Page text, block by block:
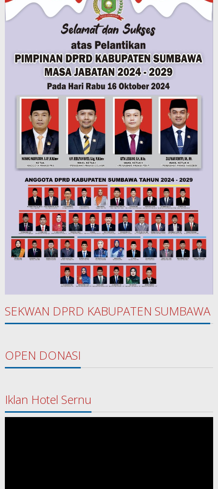
SEKWAN DPRD KABUPATEN SUMBAWA
OPEN DONASI
Iklan Hotel Sernu